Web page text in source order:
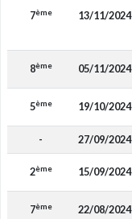
7ème 13/11/2024
8ème 05/11/2024
5ème 19/10/2024
- 27/09/2024
2ème 15/09/2024
7ème 22/08/2024